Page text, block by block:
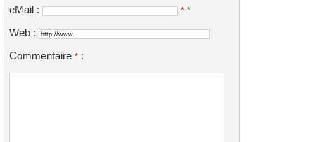
eMail : * *
Web :
Commentaire * :